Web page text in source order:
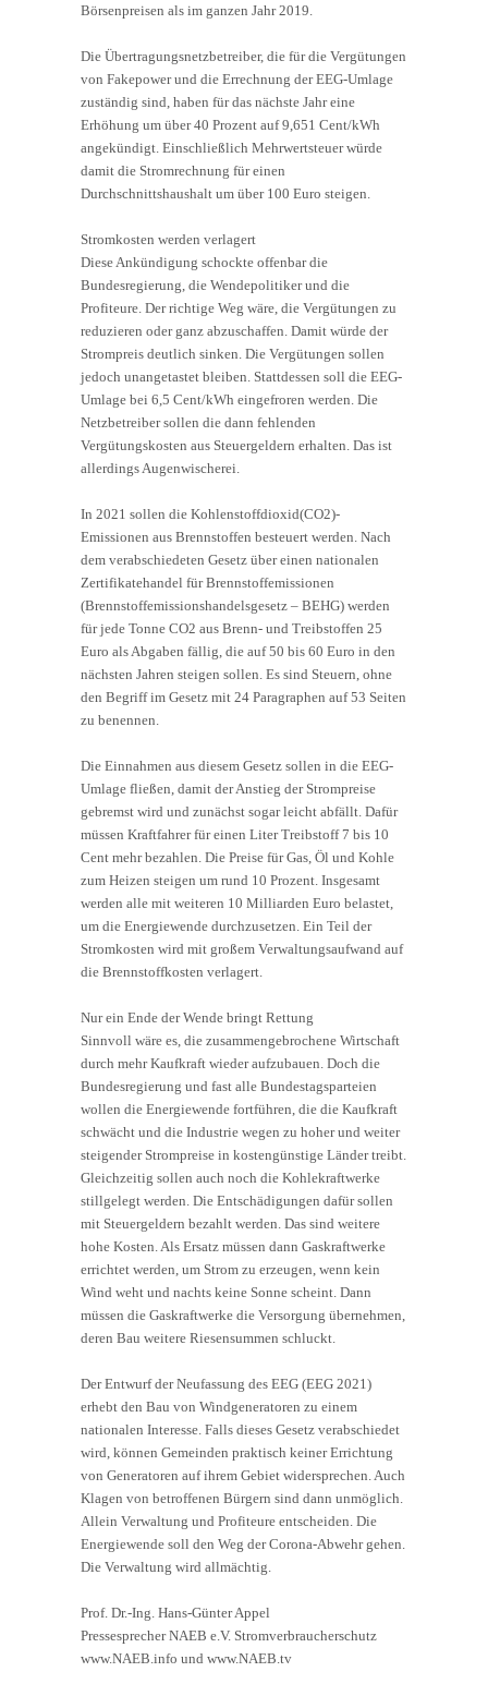
Börsenpreisen als im ganzen Jahr 2019.
Die Übertragungsnetzbetreiber, die für die Vergütungen
von Fakepower und die Errechnung der EEG-Umlage
zuständig sind, haben für das nächste Jahr eine
Erhöhung um über 40 Prozent auf 9,651 Cent/kWh
angekündigt. Einschließlich Mehrwertsteuer würde
damit die Stromrechnung für einen
Durchschnittshaushalt um über 100 Euro steigen.
Stromkosten werden verlagert
Diese Ankündigung schockte offenbar die
Bundesregierung, die Wendepolitiker und die
Profiteure. Der richtige Weg wäre, die Vergütungen zu
reduzieren oder ganz abzuschaffen. Damit würde der
Strompreis deutlich sinken. Die Vergütungen sollen
jedoch unangetastet bleiben. Stattdessen soll die EEG-
Umlage bei 6,5 Cent/kWh eingefroren werden. Die
Netzbetreiber sollen die dann fehlenden
Vergütungskosten aus Steuergeldern erhalten. Das ist
allerdings Augenwischerei.
In 2021 sollen die Kohlenstoffdioxid(CO2)-
Emissionen aus Brennstoffen besteuert werden. Nach
dem verabschiedeten Gesetz über einen nationalen
Zertifikatehandel für Brennstoffemissionen
(Brennstoffemissionshandelsgesetz – BEHG) werden
für jede Tonne CO2 aus Brenn- und Treibstoffen 25
Euro als Abgaben fällig, die auf 50 bis 60 Euro in den
nächsten Jahren steigen sollen. Es sind Steuern, ohne
den Begriff im Gesetz mit 24 Paragraphen auf 53 Seiten
zu benennen.
Die Einnahmen aus diesem Gesetz sollen in die EEG-
Umlage fließen, damit der Anstieg der Strompreise
gebremst wird und zunächst sogar leicht abfällt. Dafür
müssen Kraftfahrer für einen Liter Treibstoff 7 bis 10
Cent mehr bezahlen. Die Preise für Gas, Öl und Kohle
zum Heizen steigen um rund 10 Prozent. Insgesamt
werden alle mit weiteren 10 Milliarden Euro belastet,
um die Energiewende durchzusetzen. Ein Teil der
Stromkosten wird mit großem Verwaltungsaufwand auf
die Brennstoffkosten verlagert.
Nur ein Ende der Wende bringt Rettung
Sinnvoll wäre es, die zusammengebrochene Wirtschaft
durch mehr Kaufkraft wieder aufzubauen. Doch die
Bundesregierung und fast alle Bundestagsparteien
wollen die Energiewende fortführen, die die Kaufkraft
schwächt und die Industrie wegen zu hoher und weiter
steigender Strompreise in kostengünstige Länder treibt.
Gleichzeitig sollen auch noch die Kohlekraftwerke
stillgelegt werden. Die Entschädigungen dafür sollen
mit Steuergeldern bezahlt werden. Das sind weitere
hohe Kosten. Als Ersatz müssen dann Gaskraftwerke
errichtet werden, um Strom zu erzeugen, wenn kein
Wind weht und nachts keine Sonne scheint. Dann
müssen die Gaskraftwerke die Versorgung übernehmen,
deren Bau weitere Riesensummen schluckt.
Der Entwurf der Neufassung des EEG (EEG 2021)
erhebt den Bau von Windgeneratoren zu einem
nationalen Interesse. Falls dieses Gesetz verabschiedet
wird, können Gemeinden praktisch keiner Errichtung
von Generatoren auf ihrem Gebiet widersprechen. Auch
Klagen von betroffenen Bürgern sind dann unmöglich.
Allein Verwaltung und Profiteure entscheiden. Die
Energiewende soll den Weg der Corona-Abwehr gehen.
Die Verwaltung wird allmächtig.
Prof. Dr.-Ing. Hans-Günter Appel
Pressesprecher NAEB e.V. Stromverbraucherschutz
www.NAEB.info und www.NAEB.tv